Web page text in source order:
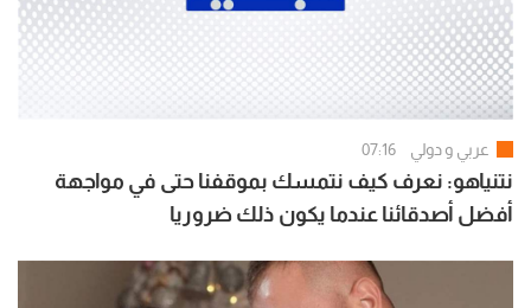
عربي و دولي 07:16
نتنياهو: نعرف كيف نتمسك بموقفنا حتى في مواجهة
أفضل أصدقائنا عندما يكون ذلك ضروريا